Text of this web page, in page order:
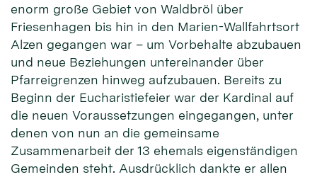
enorm große Gebiet von Waldbröl über
Friesenhagen bis hin in den Marien-Wallfahrtsort
Alzen gegangen war – um Vorbehalte abzubauen
und neue Beziehungen untereinander über
Pfarreigrenzen hinweg aufzubauen. Bereits zu
Beginn der Eucharistiefeier war der Kardinal auf
die neuen Voraussetzungen eingegangen, unter
denen von nun an die gemeinsame
Zusammenarbeit der 13 ehemals eigenständigen
Gemeinden steht. Ausdrücklich dankte er allen